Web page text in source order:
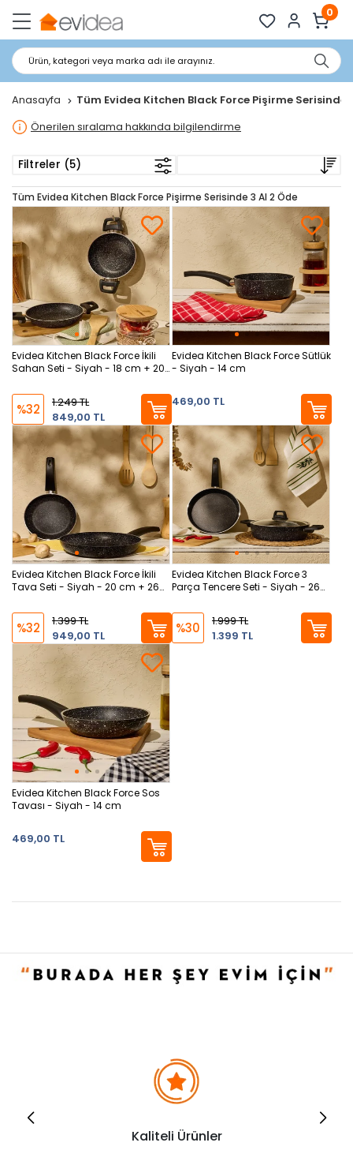
0
Ürün, kategori veya marka adı ile arayınız.
Anasayfa Tüm Evidea Kitchen Black Force Pişirme Serisinde
Önerilen sıralama hakkında bilgilendirme
Filtreler (5)
Tüm Evidea Kitchen Black Force Pişirme Serisinde 3 Al 2 Öde
Evidea Kitchen Black Force İkili
Sahan Seti - Siyah - 18 cm + 20
%32
1.249 TL
849,00 TL
Evidea Kitchen Black Force Sütlük
- Siyah - 14 cm
469,00 TL
Evidea Kitchen Black Force İkili
Tava Seti - Siyah - 20 cm + 26
%32
1.399 TL
949,00 TL
Evidea Kitchen Black Force 3
Parça Tencere Seti - Siyah - 26
%30
1.999 TL
1.399 TL
Evidea Kitchen Black Force Sos
Tavası - Siyah - 14 cm
469,00 TL
Kaliteli Ürünler